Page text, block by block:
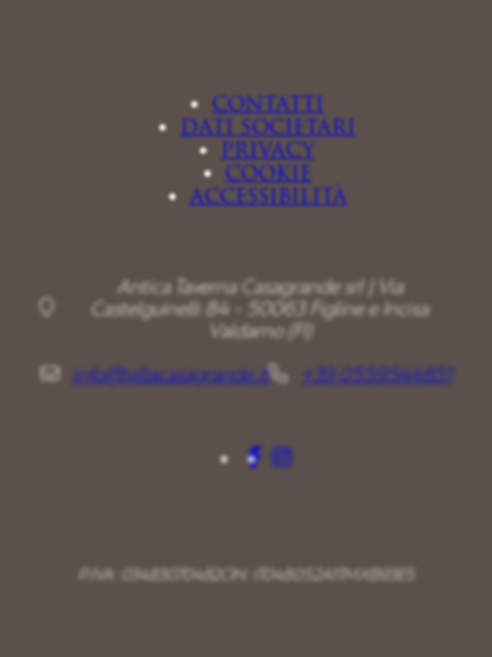
CONTATTI
DATI SOCIETARI
PRIVACY
COOKIE
ACCESSIBILITÀ
Antica Taverna Casagrande srl | Via
Castelguinelli 84 - 50063 Figline e Incisa
Valdarno (FI)
info@villacasagrande.it
+39 0559544851
P.IVA: 03483070482CIN: IT048052A1TMXB93E5